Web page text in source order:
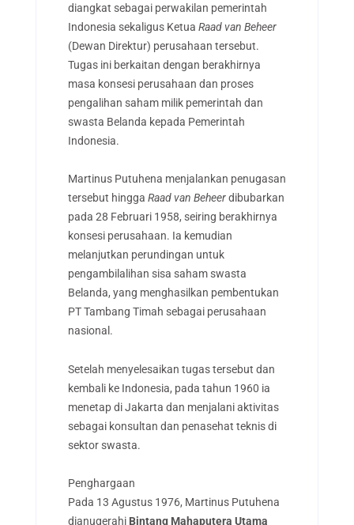
diangkat sebagai perwakilan pemerintah
Indonesia sekaligus Ketua Raad van Beheer
(Dewan Direktur) perusahaan tersebut.
Tugas ini berkaitan dengan berakhirnya
masa konsesi perusahaan dan proses
pengalihan saham milik pemerintah dan
swasta Belanda kepada Pemerintah
Indonesia.
Martinus Putuhena menjalankan penugasan
tersebut hingga Raad van Beheerdibubarkan
pada 28 Februari 1958, seiring berakhirnya
konsesi perusahaan. Ia kemudian
melanjutkan perundingan untuk
pengambilalihan sisa saham swasta
Belanda, yang menghasilkan pembentukan
PT Tambang Timah sebagai perusahaan
nasional.
Setelah menyelesaikan tugas tersebut dan
kembali ke Indonesia, pada tahun 1960 ia
menetap di Jakarta dan menjalani aktivitas
sebagai konsultan dan penasehat teknis di
sektor swasta.
Penghargaan
Pada 13 Agustus 1976, Martinus Putuhena
dianugerahi Bintang Mahaputera Utama